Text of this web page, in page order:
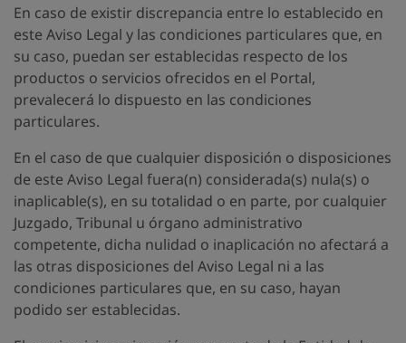
En caso de existir discrepancia entre lo establecido en
este Aviso Legal y las condiciones particulares que, en
su caso, puedan ser establecidas respecto de los
productos o servicios ofrecidos en el Portal,
prevalecerá lo dispuesto en las condiciones
particulares.
En el caso de que cualquier disposición o disposiciones
de este Aviso Legal fuera(n) considerada(s) nula(s) o
inaplicable(s), en su totalidad o en parte, por cualquier
Juzgado, Tribunal u órgano administrativo
competente, dicha nulidad o inaplicación no afectará a
las otras disposiciones del Aviso Legal ni a las
condiciones particulares que, en su caso, hayan
podido ser establecidas.